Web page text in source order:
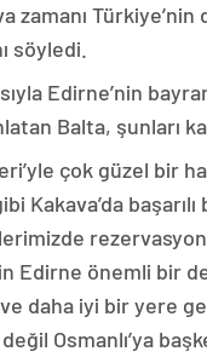
zamanı Türkiye’nin
söyledi.
Edirne’nin
Balta, şunları
çok güzel bir
Kakava’da
Edirne önemli bir
ve daha iyi bir yere
Osmanlı’ya